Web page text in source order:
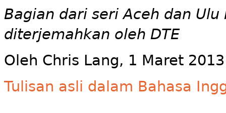
Bagian dari seri Aceh dan Ulu
diterjemahkan oleh DTE
Oleh Chris Lang, 1 Maret 2013
Tulisan asli dalam Bahasa